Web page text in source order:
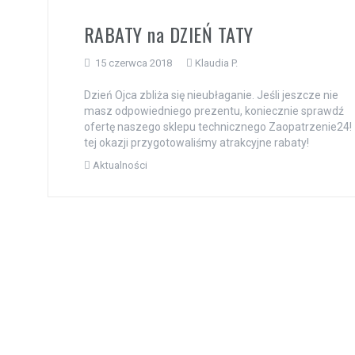
RABATY na DZIEŃ TATY
15 czerwca 2018 Klaudia P.
Dzień Ojca zbliża się nieubłaganie. Jeśli jeszcze nie
masz odpowiedniego prezentu, koniecznie sprawdź
ofertę naszego sklepu technicznego Zaopatrzenie24!
tej okazji przygotowaliśmy atrakcyjne rabaty!
Aktualności